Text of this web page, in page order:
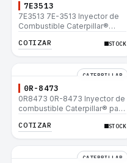
7E3513
7E3513 7E-3513 Inyector de
Combustible Caterpillar®
IT14B 910E
COTIZAR STOCK
CATERPILLAR
0R-8473
0R8473 0R-8473 Inyector de
combustible Caterpillar® para
COTIZAR STOCK
CATERPILLAR